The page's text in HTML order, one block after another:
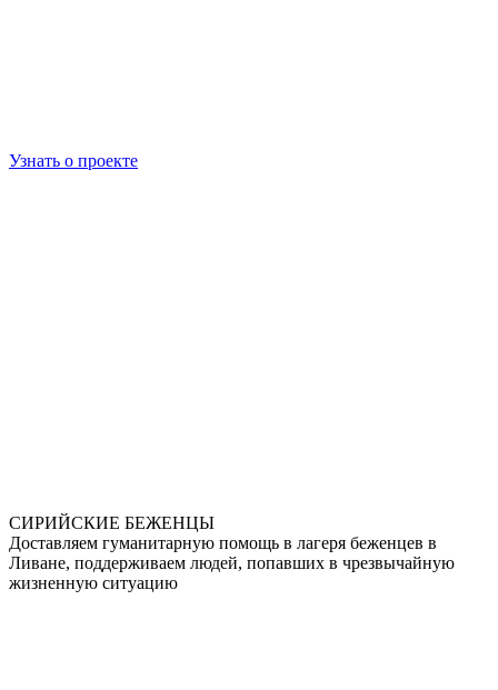
Узнать о проекте
СИРИЙСКИЕ БЕЖЕНЦЫ
Доставляем гуманитарную помощь в лагеря беженцев в
Ливане, поддерживаем людей, попавших в чрезвычайную
жизненную ситуацию